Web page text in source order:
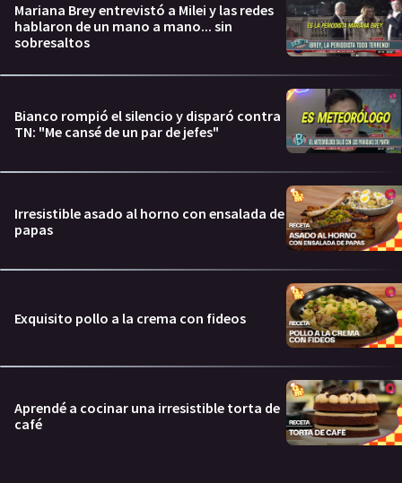
Mariana Brey entrevistó a Milei y las redes
hablaron de un mano a mano... sin
sobresaltos
Bianco rompió el silencio y disparó contra
TN: "Me cansé de un par de jefes"
Irresistible asado al horno con ensalada de
papas
Exquisito pollo a la crema con fideos
Aprendé a cocinar una irresistible torta de
café